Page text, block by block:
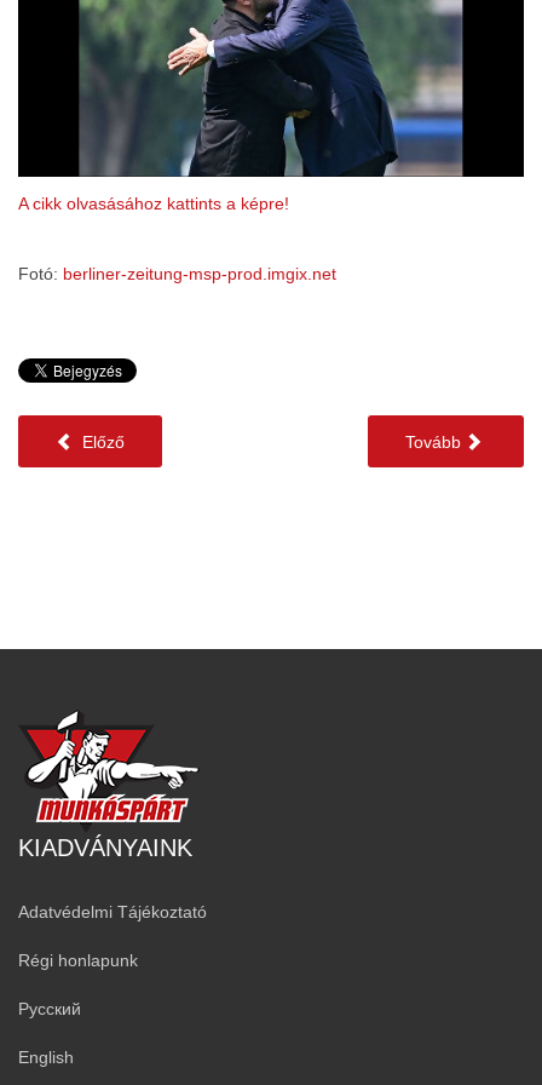
A cikk olvasásához kattints a képre!
Fotó: berliner-zeitung-msp-prod.imgix.net
Előző Tovább
KIADVÁNYAINK
Adatvédelmi Tájékoztató
Régi honlapunk
Русский
English